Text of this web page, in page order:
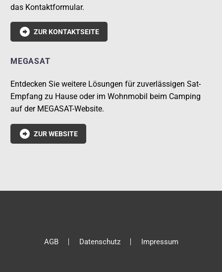
das Kontaktformular.
 ZUR KONTAKTSEITE
MEGASAT
Entdecken Sie weitere Lösungen für zuverlässigen Sat-
Empfang zu Hause oder im Wohnmobil beim Camping
auf der MEGASAT-Website.
 ZUR WEBSITE
AGB Datenschutz Impressum